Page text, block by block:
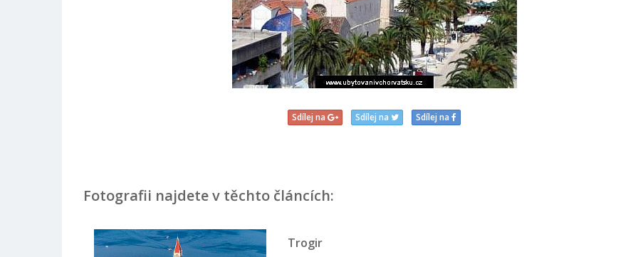
Sdílej na Sdílej na Sdílej na
Fotografii najdete v těchto článcích:
Trogir